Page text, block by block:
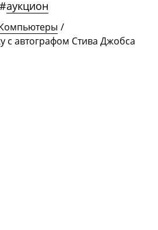
#аукцион
/
с автографом Стива Джобса